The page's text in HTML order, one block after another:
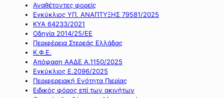
Αναθέτοντες φορείς
Εγκύκλιος ΥΠ. ΑΝΑΠΤΥΞΗΣ 79581/2025
ΚΥΑ 64233/2021
Οδηγία 2014/25/ΕΕ
Περιφέρεια Στερεάς Ελλάδας
Κ.Φ.Ε.
Απόφαση ΑΑΔΕ Α.1150/2025
Εγκύκλιος Ε.2096/2025
Περιφερειακή Ενότητα Πιερίας
Ειδικός φόρος επί των ακινήτων